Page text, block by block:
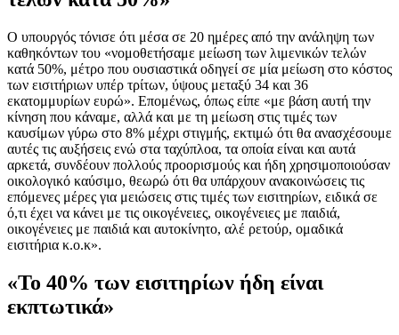
Ο υπουργός τόνισε ότι μέσα σε 20 ημέρες από την ανάληψη των
καθηκόντων του «νομοθετήσαμε μείωση των λιμενικών τελών
κατά 50%, μέτρο που ουσιαστικά οδηγεί σε μία μείωση στο κόστος
των εισιτήριων υπέρ τρίτων, ύψους μεταξύ 34 και 36
εκατομμυρίων ευρώ». Επομένως, όπως είπε «με βάση αυτή την
κίνηση που κάναμε, αλλά και με τη μείωση στις τιμές των
καυσίμων γύρω στο 8% μέχρι στιγμής, εκτιμώ ότι θα ανασχέσουμε
αυτές τις αυξήσεις ενώ στα ταχύπλοα, τα οποία είναι και αυτά
αρκετά, συνδέουν πολλούς προορισμούς και ήδη χρησιμοποιούσαν
οικολογικό καύσιμο, θεωρώ ότι θα υπάρχουν ανακοινώσεις τις
επόμενες μέρες για μειώσεις στις τιμές των εισιτηρίων, ειδικά σε
ό,τι έχει να κάνει με τις οικογένειες, οικογένειες με παιδιά,
οικογένειες με παιδιά και αυτοκίνητο, αλέ ρετούρ, ομαδικά
εισιτήρια κ.ο.κ».
«To 40% των εισιτηρίων ήδη είναι
εκπτωτικά»